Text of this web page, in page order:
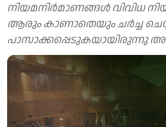
നിയമനിര്‍മാണങ്ങള്‍ വിവിധ
ആരും കാണാതെയും ചര്‍ച്ച
പാസാക്കപ്പെടുകയായിരുന്നു